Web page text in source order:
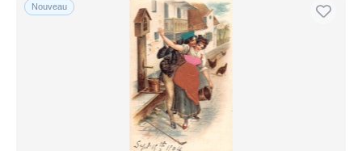
Nouveau